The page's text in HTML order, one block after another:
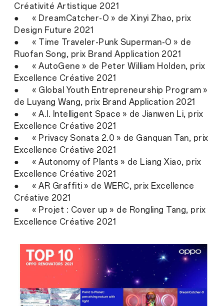
Créativité Artistique 2021
● « DreamCatcher-O » de Xinyi Zhao, prix
Design Future 2021
● « Time Traveler-Punk Superman-O » de
Ruofan Song, prix Brand Application 2021
● « AutoGene » de Peter William Holden, prix
Excellence Créative 2021
● « Global Youth Entrepreneurship Program »
de Luyang Wang, prix Brand Application 2021
● « A.I. Intelligent Space » de Jianwen Li, prix
Excellence Créative 2021
● « Privacy Sonata 2.0 » de Ganquan Tan, prix
Excellence Créative 2021
● « Autonomy of Plants » de Liang Xiao, prix
Excellence Créative 2021
● « AR Graffiti » de WERC, prix Excellence
Créative 2021
● « Projet : Cover up » de Rongling Tang, prix
Excellence Créative 2021